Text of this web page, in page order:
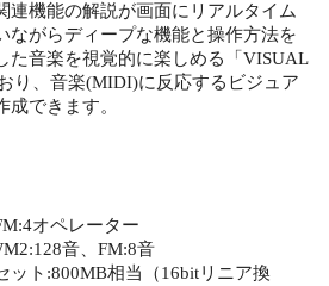
連機能の解説が画面にリアルタイム
ながらディープな機能と操作方法を
た音楽を視覚的に楽しめる「VISUAL
り、音楽(MIDI)に反応するビジュア
できます。
オペレーター
音、FM:8音
ット:800MB相当（16bitリニア換